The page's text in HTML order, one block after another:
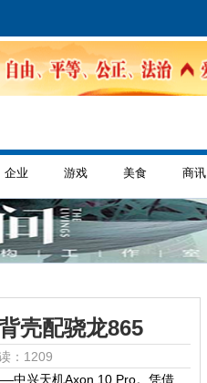
企业 游戏 美食 商讯
壳配骁龙865
：1209
中兴天机Axon 10 Pro。凭借